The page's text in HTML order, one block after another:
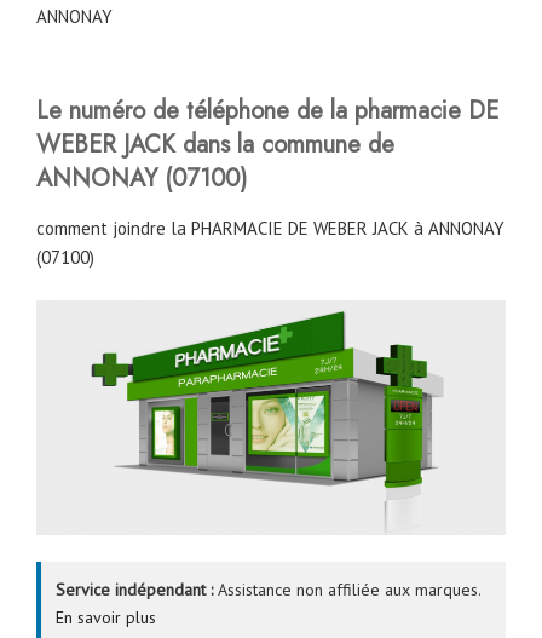
ANNONAY
Le numéro de téléphone de la pharmacie DE
WEBER JACK dans la commune de
ANNONAY (07100)
comment joindre la PHARMACIE DE WEBER JACK à ANNONAY
(07100)
Service indépendant :Assistance non affiliée aux marques.
En savoir plus